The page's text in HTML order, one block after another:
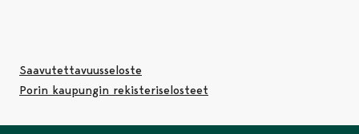
Saavutettavuusseloste
Porin kaupungin rekisteriselosteet